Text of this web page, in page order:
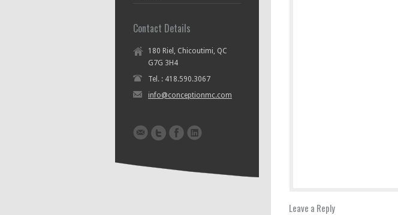
Leave a Reply
Contact Details
180 Riel, Chicoutimi, QC
G7G 3H4
Tel. : 418.590.3067
info@conceptionmc.com